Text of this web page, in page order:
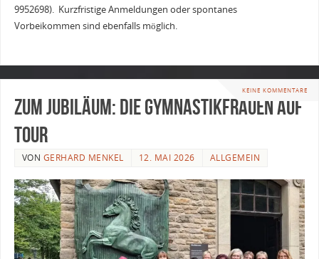
9952698). Kurzfristige Anmeldungen oder spontanes
Vorbeikommen sind ebenfalls möglich.
KEINE KOMMENTARE
Zum Jubiläum: Die Gymnastikfrauen auf
Tour
VON GERHARD MENKEL 12. MAI 2026 ALLGEMEIN